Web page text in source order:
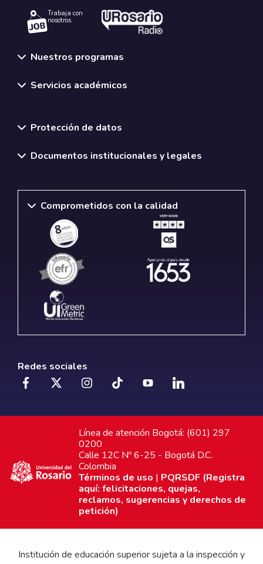
Trabaja con
nosotros.
Nuestros programas
Servicios académicos
Protección de datos
Documentos institucionales y legales
Comprometidos con la calidad
Redes sociales
Línea de atención Bogotá: (601) 297
0200
Calle 12C Nº 6-25 - Bogotá D.C.
Colombia
Términos de uso | PQRSDF (Registra
aquí: felicitaciones, quejas,
reclamos, sugerencias y derechos de
petición)
Institución de educación superior sujeta a la inspección y